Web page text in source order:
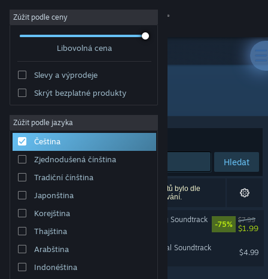
Přihlásit se
Komunita
Informace
Podpora
Změnit jazyk
Mobilní aplikace služby Steam
Desktopová verze stránky
Zúžit podle ceny
Libovolná cena
Slevy a výprodeje
Skrýt bezplatné produkty
Zúžit podle jazyka
Čeština
Zjednodušená čínština
Tradiční čínština
Japonština
Korejština
Thajština
Arabština
Indonéština
Vývojář: Appeal Studios
Seřadit podle
Hledat
Vašemu zadání odpovídá 2 výsledků. 26 produktů bylo dle
Vašich předvoleb vyloučeno z výsledků vyhledávání.
Outcast - A New Beginning Soundtrack
-75%
$7.99
$1.99
Gangs of Sherwood - Digital Soundtrack
$4.99